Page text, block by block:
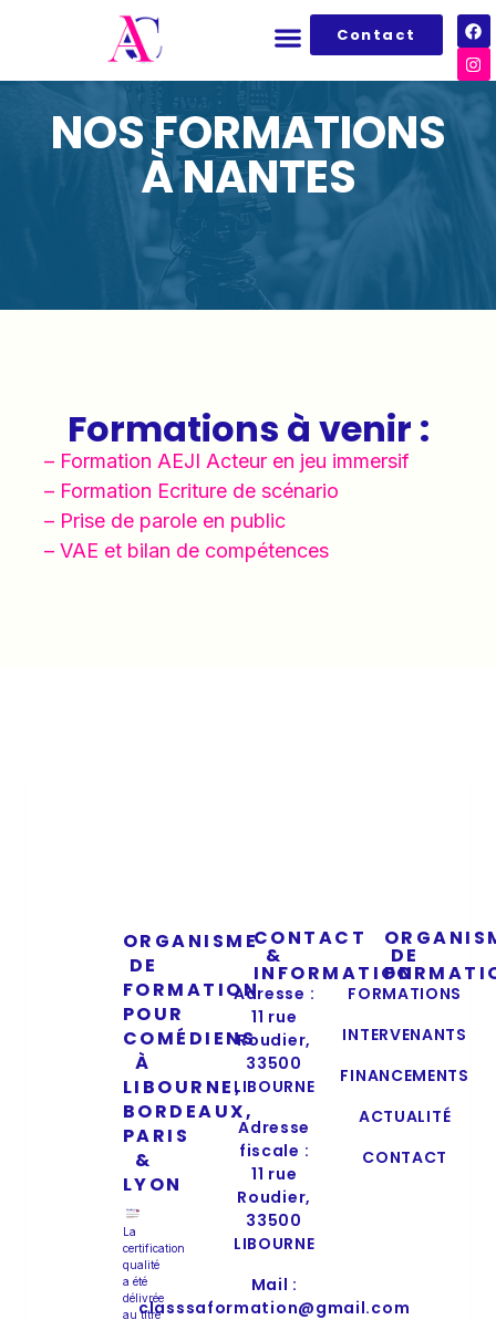
Contact
NOS FORMATIONS
À NANTES
Formations à venir :
– Formation AEJI Acteur en jeu immersif
– Formation Ecriture de scénario
– Prise de parole en public
– VAE et bilan de compétences
ORGANISME
DE
FORMATION
POUR
COMÉDIENS
À
LIBOURNE,
BORDEAUX,
PARIS
&
LYON
La
certification
qualité
a été
délivrée
au titre
CONTACT
&
INFORMATION
Adresse :
11 rue
Roudier,
33500
LIBOURNE
Adresse
fiscale :
11 rue
Roudier,
33500
LIBOURNE
Mail :
classsaformation@gmail.com
DE
FORMATIONS
INTERVENANTS
FINANCEMENTS
ACTUALITÉ
CONTACT